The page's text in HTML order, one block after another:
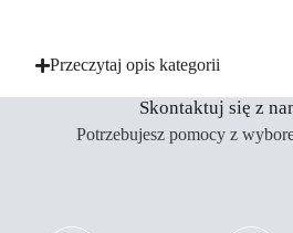
Przeczytaj opis kategorii
Skontaktuj się z
Potrzebujesz pomocy z